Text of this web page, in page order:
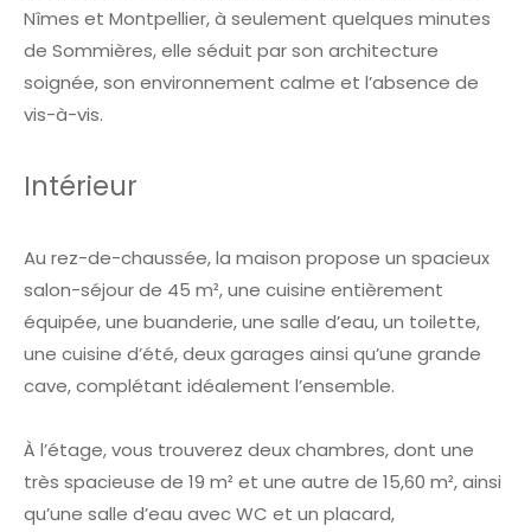
Nîmes et Montpellier, à seulement quelques minutes
de Sommières, elle séduit par son architecture
soignée, son environnement calme et l’absence de
vis-à-vis.
Intérieur
Au rez-de-chaussée, la maison propose un spacieux
salon-séjour de 45 m², une cuisine entièrement
équipée, une buanderie, une salle d’eau, un toilette,
une cuisine d’été, deux garages ainsi qu’une grande
cave, complétant idéalement l’ensemble.
À l’étage, vous trouverez deux chambres, dont une
très spacieuse de 19 m² et une autre de 15,60 m², ainsi
qu’une salle d’eau avec WC et un placard,